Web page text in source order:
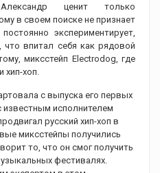
ценит только
в своем поиске не признает
экспериментирует,
впитал себя как рядовой
миксстейп Electrodog, где
хип-хоп.
с выпуска его первых
известным исполнителем
русский хип-хоп в
миксстейпы получились
то, что он смог получить
фестивалях.